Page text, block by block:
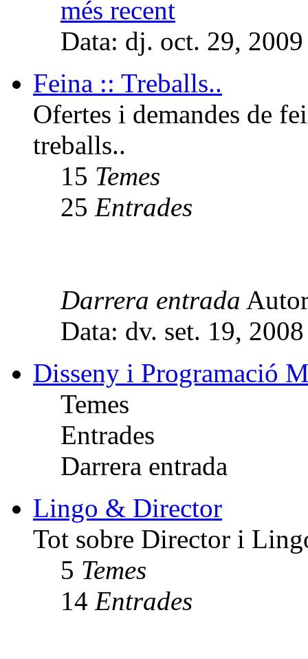
Data: dj. oct. 29,
Feina :: Treballs..
Ofertes i demandes de
treballs..
15 Temes
25 Entrades
Darrera entrada
Data: dv. set. 19,
Disseny i Programació
Temes
Entrades
Darrera entrada
Lingo & Director
Tot sobre Director i
5 Temes
14 Entrades